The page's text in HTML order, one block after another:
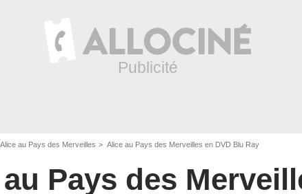
Alice au Pays des Merveilles Alice au Pays des Merveilles en DVD Blu Ray
Pays des